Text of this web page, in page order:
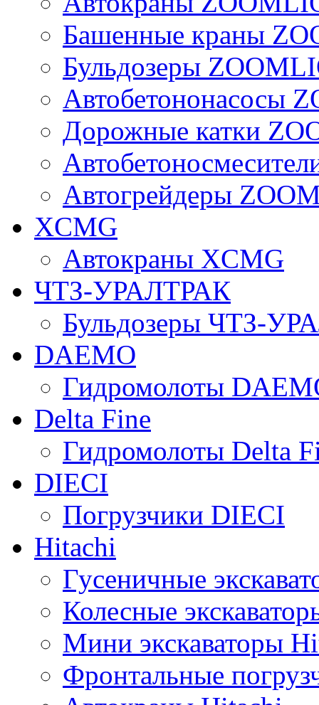
Башенные краны
Бульдозеры
Автобетононасосы
Дорожные катки
Автогрейдеры
XCMG
Автокраны XCMG
ЧТЗ-УРАЛТРАК
Бульдозеры ЧТЗ-
DAEMO
Гидромолоты
Delta Fine
Гидромолоты Delta
DIECI
Погрузчики DIECI
Hitachi
Гусеничные
Колесные
Мини экскаваторы
Фронтальные